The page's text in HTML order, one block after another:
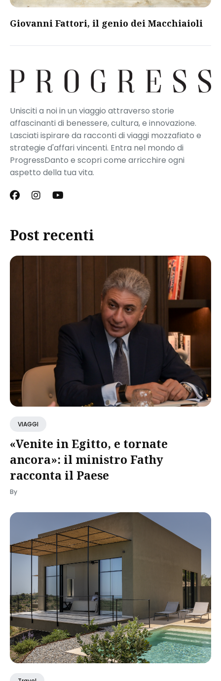
Giovanni Fattori, il genio dei Macchiaioli
Unisciti a noi in un viaggio attraverso storie
affascinanti di benessere, cultura, e innovazione.
Lasciati ispirare da racconti di viaggi mozzafiato e
strategie d'affari vincenti. Entra nel mondo di
ProgressDanto e scopri come arricchire ogni
aspetto della tua vita.
Post recenti
VIAGGI
«Venite in Egitto, e tornate
ancora»: il ministro Fathy
racconta il Paese
By